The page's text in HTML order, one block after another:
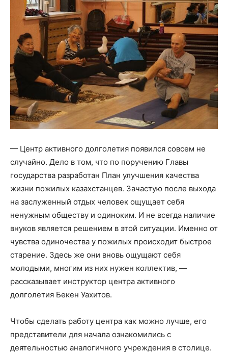
— Центр активного долголетия появился совсем не
случайно. Дело в том, что по поручению Главы
государства разработан План улучшения качества
жизни пожилых казахстанцев. Зачастую после выхода
на заслуженный отдых человек ощущает себя
ненужным обществу и одиноким. И не всегда наличие
внуков является решением в этой ситуации. Именно от
чувства одиночества у пожилых происходит быстрое
старение. Здесь же они вновь ощущают себя
молодыми, многим из них нужен коллектив, —
рассказывает инструктор центра активного
долголетия Бекен Уахитов.
Чтобы сделать работу центра как можно лучше, его
представители для начала ознакомились с
деятельностью аналогичного учреждения в столице.